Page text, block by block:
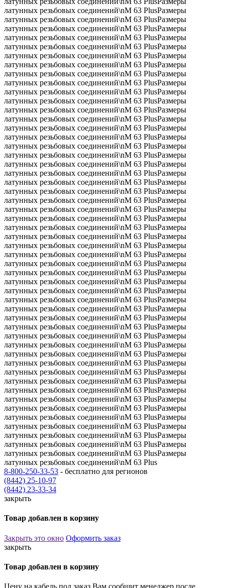
8-800-250-33-53 - бесплатно для регионов
(8442) 25-10-97
(8442) 23-33-34
закрыть
Товар добавлен в корзину
Закрыть это окно Оформить заказ
закрыть
Товар добавлен в корзину